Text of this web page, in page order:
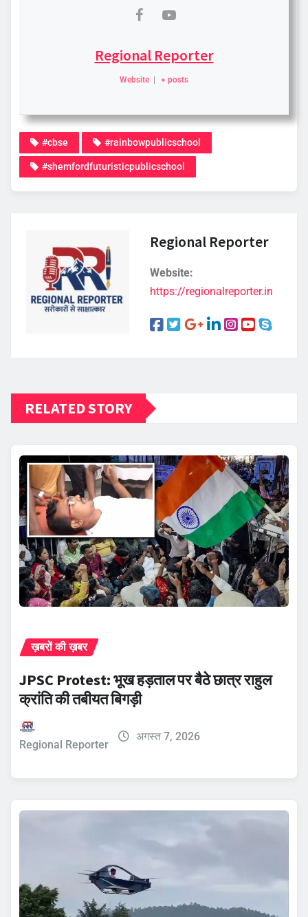
Regional Reporter
Website + posts
#cbse #rainbowpublicschool
#shemfordfuturisticpublicschool
Regional Reporter
Website:
https://regionalreporter.in
RELATED STORY
ख़बरों की ख़बर
JPSC Protest: भूख हड़ताल पर बैठे छात्र राहुल
क्रांति की तबीयत बिगड़ी
Regional Reporter
अगस्त 7, 2026